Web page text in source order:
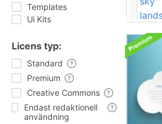
Templates
Ui Kits
Licens typ:
Standard
Premium
Creative Commons
Endast redaktionell
användning